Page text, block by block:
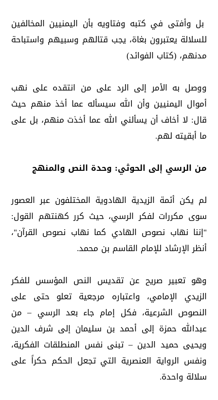
بل وأفتى في كتبه وفتاويه بأن اليمنيين المخالفين
للسلالة يعتبرون بغاة، يجب قتالهم وسبيهم واستباحة
مدنهم، (كتاب الفوائد)
ووصل به الأمر إلى الرد على من انتقده على نهب
أموال اليمنيين وأن الله سيسأله عما أخذ منهم حيث
قال: لا أخاف أن يسألني الله عما أخذت منهم، بل على
ما أبقيته لهم.
من الرسي إلى الحوثي: وحدة النص والمنهج
لم يكن أئمة الزيدية الهادوية المختلفون عبر العصور
سوى مكررات لفكر الرسي، حيث كرر كهنتهم القول:
"إننا نهاب نصوص الهادي كما نهاب نصوص القرآن"،
أنظر الإرشاد للإمام القاسم بن محمد.
وهو تعبير صريح عن تقديس النص المؤسس للفكر
الزيدي الإمامي، واعتباره مرجعية تعلو حتى على
النصوص الشرعية، فكل إمام جاء بعد الرسي – من
عبدالله حمزة إلى أحمد بن سليمان إلى شرف الدين
ويحيى حميد الدين – تبنى نفس المنطلقات الفكرية،
ونفس الرواية العنصرية التي تجعل الحكم حكراً على
سلالة واحدة.